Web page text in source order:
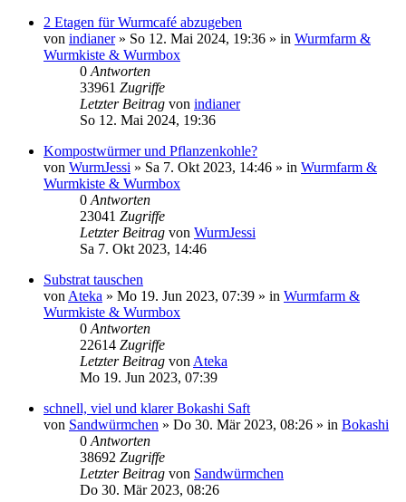
2 Etagen für Wurmcafé abzugeben
von indianer» So 12. Mai 2024, 19:36 » in Wurmfarm &
Wurmkiste & Wurmbox
0 Antworten
33961 Zugriffe
Letzter Beitrag von indianer
So 12. Mai 2024, 19:36
Kompostwürmer und Pflanzenkohle?
von WurmJessi » Sa 7. Okt 2023, 14:46 » in Wurmfarm &
Wurmkiste & Wurmbox
0 Antworten
23041 Zugriffe
Letzter Beitrag von WurmJessi
Sa 7. Okt 2023, 14:46
Substrat tauschen
von Ateka » Mo 19. Jun 2023, 07:39 » in Wurmfarm &
Wurmkiste & Wurmbox
0 Antworten
22614 Zugriffe
Letzter Beitrag von Ateka
Mo 19. Jun 2023, 07:39
schnell, viel und klarer Bokashi Saft
von Sandwürmchen » Do 30. Mär 2023, 08:26 » in Bokashi
0 Antworten
38692 Zugriffe
Letzter Beitrag von Sandwürmchen
Do 30. Mär 2023, 08:26